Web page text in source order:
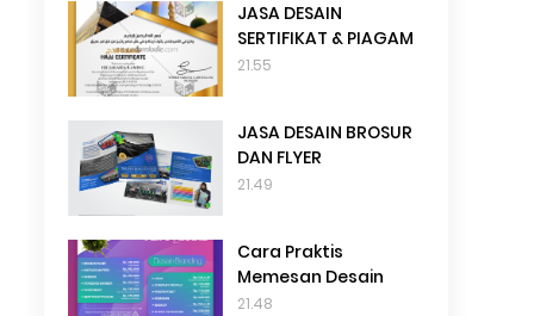
JASA DESAIN
SERTIFIKAT & PIAGAM
21.55
JASA DESAIN BROSUR
DAN FLYER
21.49
Cara Praktis
Memesan Desain
21.48